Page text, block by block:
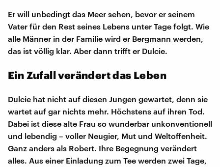
Er will unbedingt das Meer sehen, bevor er seinem
Vater für den Rest seines Lebens unter Tage folgt. Wie
alle Männer in der Familie wird er Bergmann werden,
das ist völlig klar. Aber dann trifft er Dulcie.
Ein Zufall verändert das Leben
Dulcie hat nicht auf diesen Jungen gewartet, denn sie
wartet auf gar nichts mehr. Höchstens auf ihren Tod.
Dabei ist diese alte Frau so wunderbar unkonventionell
und lebendig – voller Neugier, Mut und Weltoffenheit.
Ganz anders als Robert. Ihre Begegnung verändert
alles. Aus einer Einladung zum Tee werden zwei Tage,